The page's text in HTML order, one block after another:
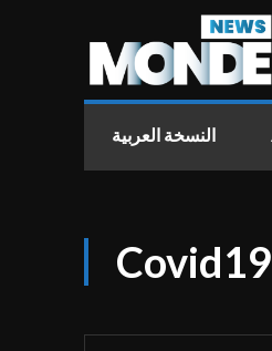
النسخة العربية